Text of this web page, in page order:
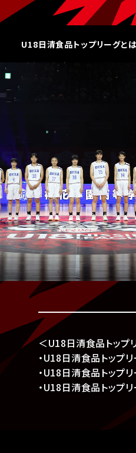
U18日清食品トップリーグとは
＜U18日清食品トップ
・U18日清食品トップ
・U18日清食品トップ
・U18日清食品トップ